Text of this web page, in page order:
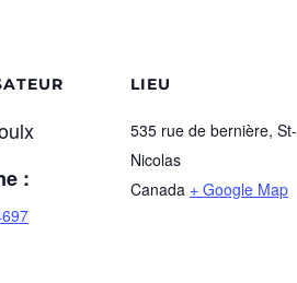
:
LIEU
535 rue de bernière, St-
Nicolas
Canada + Google Map